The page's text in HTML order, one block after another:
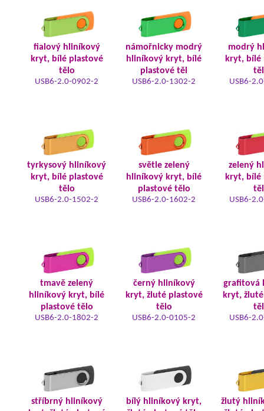
fialový hliníkový
kryt, bílé plastové
tělo
USB6-2.0-0902-2
námořnicky modrý
hliníkový kryt, bílé
plastové těl
USB6-2.0-1302-2
modrý
kryt, bílé
USB6-
tyrkysový hliníkový
kryt, bílé plastové
tělo
USB6-2.0-1502-2
světle zelený
hliníkový kryt, bílé
plastové tělo
USB6-2.0-1602-2
zelený
kryt, bílé
USB6-
tmavě zelený
hliníkový kryt, bílé
plastové tělo
USB6-2.0-1802-2
černý hliníkový
kryt, žluté plastové
tělo
USB6-2.0-0105-2
grafitová
kryt,
USB6-
stříbrný hliníkový
bílý hliníkový kryt,
žlutý